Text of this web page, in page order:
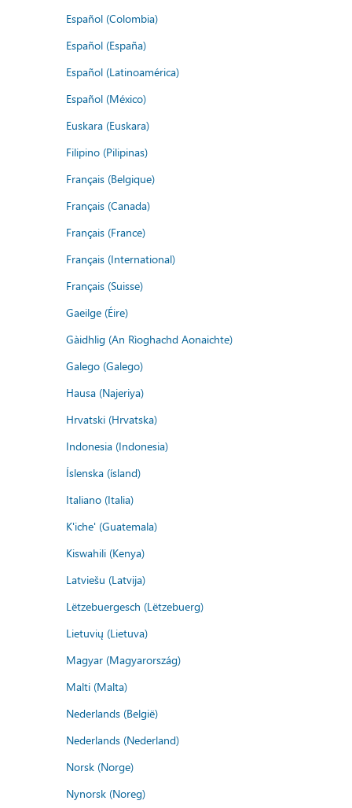
Español (Colombia)
Español (España)
Español (Latinoamérica)
Español (México)
Euskara (Euskara)
Filipino (Pilipinas)
Français (Belgique)
Français (Canada)
Français (France)
Français (International)
Français (Suisse)
Gaeilge (Éire)
Gàidhlig (An Rìoghachd Aonaichte)
Galego (Galego)
Hausa (Najeriya)
Hrvatski (Hrvatska)
Indonesia (Indonesia)
Íslenska (ísland)
Italiano (Italia)
K'iche' (Guatemala)
Kiswahili (Kenya)
Latviešu (Latvija)
Lëtzebuergesch (Lëtzebuerg)
Lietuvių (Lietuva)
Magyar (Magyarország)
Malti (Malta)
Nederlands (België)
Nederlands (Nederland)
Norsk (Norge)
Nynorsk (Noreg)